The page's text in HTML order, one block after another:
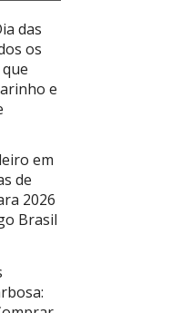
das
os
e
em
de
2026
Brasil